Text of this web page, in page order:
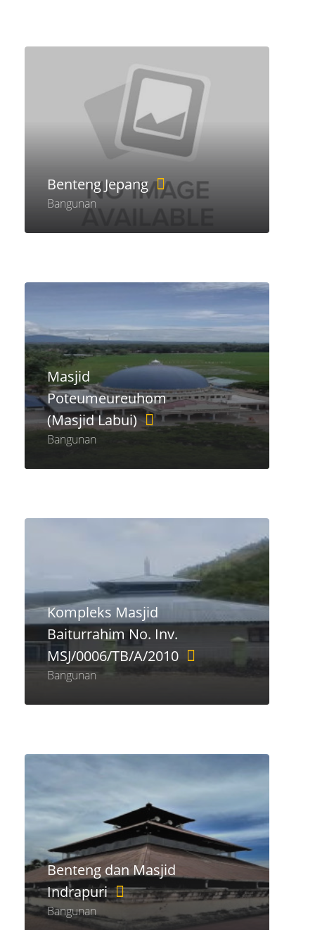
Benteng Jepang
Bangunan
Masjid
Poteumeureuhom
(Masjid Labui)
Bangunan
Kompleks Masjid
Baiturrahim No. Inv.
MSJ/0006/TB/A/2010
Bangunan
Benteng dan Masjid
Indrapuri
Bangunan